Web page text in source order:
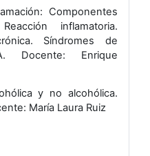
Componentes
inflamatoria.
Síndromes de
Docente: Enrique
y no alcohólica.
María Laura Ruiz